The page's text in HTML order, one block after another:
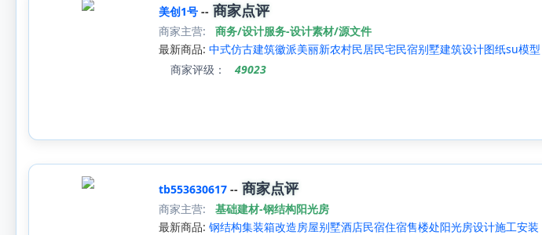
美创1号 -- 商家点评
商家主营:
商务/设计服务-设计素材/源文件
最新商品: 中式仿古建筑徽派美丽新农村民居民宅民宿别墅建筑设计图纸su模型
商家评级：
49023
tb553630617 -- 商家点评
商家主营:
基础建材-钢结构阳光房
最新商品: 钢结构集装箱改造房屋别墅酒店民宿住宿售楼处阳光房设计施工安装